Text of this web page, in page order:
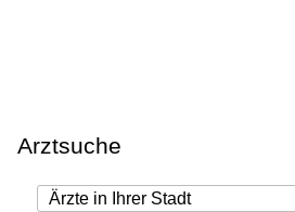
Arztsuche